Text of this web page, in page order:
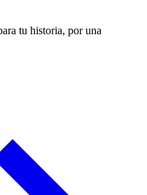
tu historia, por una